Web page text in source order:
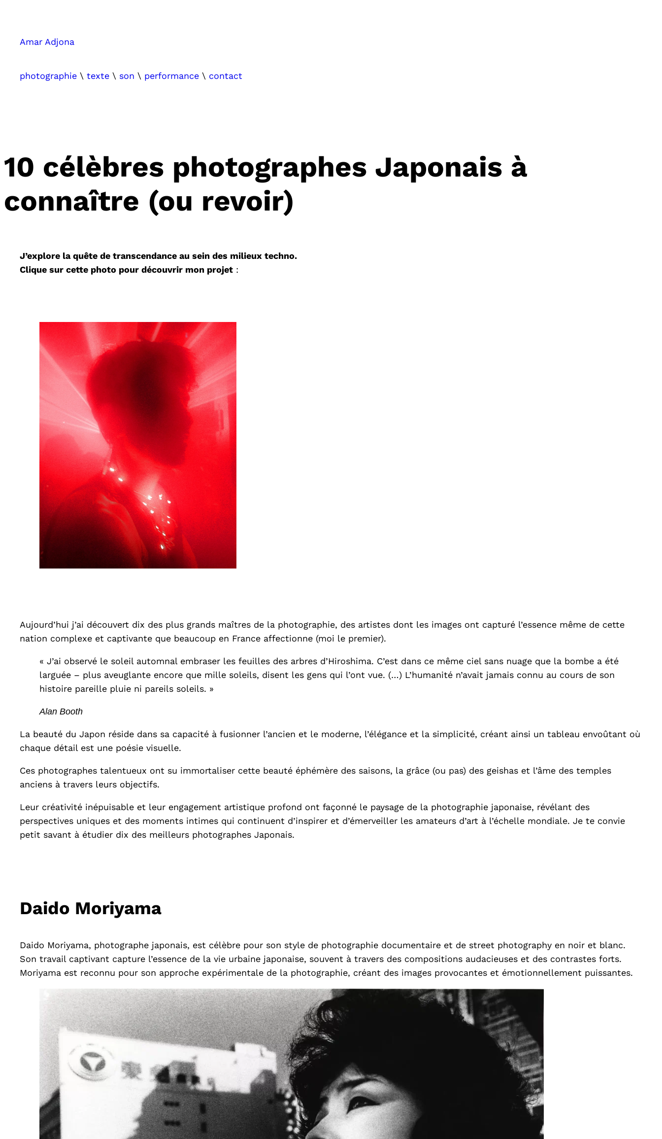
contenu
Amar Adjona
photographie \ texte \ son \ performance \ contact
10 célèbres photographes Japonais à
connaître (ou revoir)
J’explore la quête de transcendance au sein des milieux techno.
Clique sur cette photo pour découvrir mon projet :
Aujourd’hui j’ai découvert dix des plus grands maîtres de la photographie, des artistes dont les images ont capturé l’essence même de cette
nation complexe et captivante que beaucoup en France affectionne (moi le premier).
« J’ai observé le soleil automnal embraser les feuilles des arbres d’Hiroshima. C’est dans ce même ciel sans nuage que la bombe a été
larguée – plus aveuglante encore que mille soleils, disent les gens qui l’ont vue. (…) L’humanité n’avait jamais connu au cours de son
histoire pareille pluie ni pareils soleils. »
Alan Booth
La beauté du Japon réside dans sa capacité à fusionner l’ancien et le moderne, l’élégance et la simplicité, créant ainsi un tableau envoûtant où
chaque détail est une poésie visuelle.
Ces photographes talentueux ont su immortaliser cette beauté éphémère des saisons, la grâce (ou pas) des geishas et l’âme des temples
anciens à travers leurs objectifs.
Leur créativité inépuisable et leur engagement artistique profond ont façonné le paysage de la photographie japonaise, révélant des
perspectives uniques et des moments intimes qui continuent d’inspirer et d’émerveiller les amateurs d’art à l’échelle mondiale. Je te convie
petit savant à étudier dix des meilleurs photographes Japonais.
Daido Moriyama
Daido Moriyama, photographe japonais, est célèbre pour son style de photographie documentaire et de street photography en noir et blanc.
Son travail captivant capture l’essence de la vie urbaine japonaise, souvent à travers des compositions audacieuses et des contrastes forts.
Moriyama est reconnu pour son approche expérimentale de la photographie, créant des images provocantes et émotionnellement puissantes.